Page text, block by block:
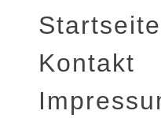
Startseite
Kontakt